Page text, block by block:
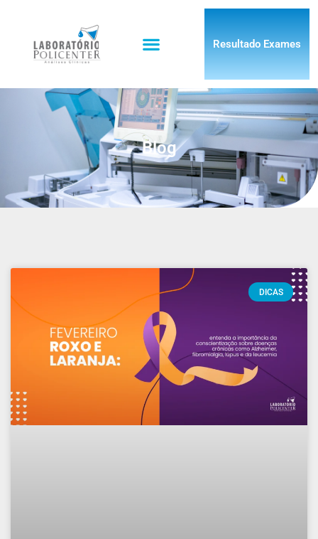
Resultado Exames
Blog
DICAS